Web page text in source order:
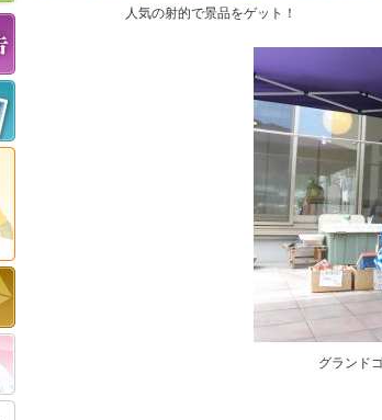
人気の射的で景品をゲット！
グランド